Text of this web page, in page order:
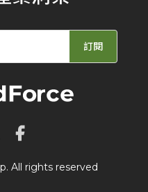
訂閱
All rights reserved